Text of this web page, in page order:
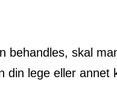
behandles, skal
din lege eller annet